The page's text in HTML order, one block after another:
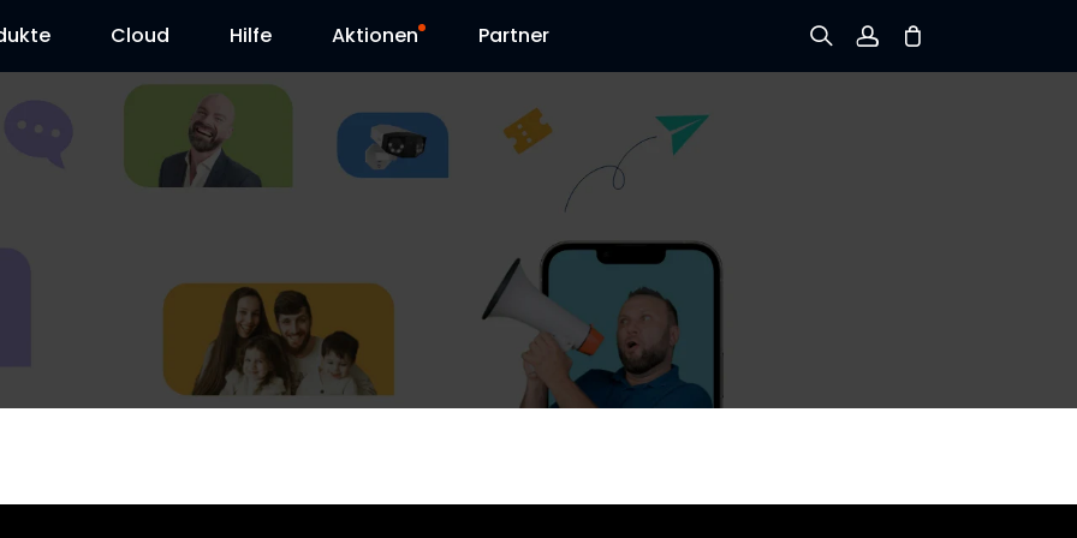
Cloud Hilfe
Supportanfrage
Herunterladen
Kontakt
Aktionen
Sonderangebot
Reolink Day
Partner